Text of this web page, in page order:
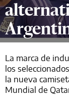
La marca de
los
la nueva
Mundial de